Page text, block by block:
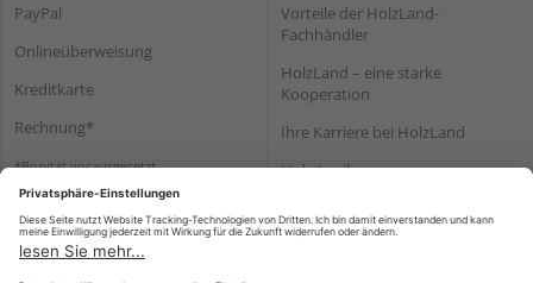
PayPal
Onlineüberweisung
Kreditkarte
Rechnung*
*Bonität vorausgesetzt
Vorteile der HolzLand-
Fachhändler
HolzLand – eine starke
Kooperation
Ihre Karriere bei HolzLand
Holz-Lexikon